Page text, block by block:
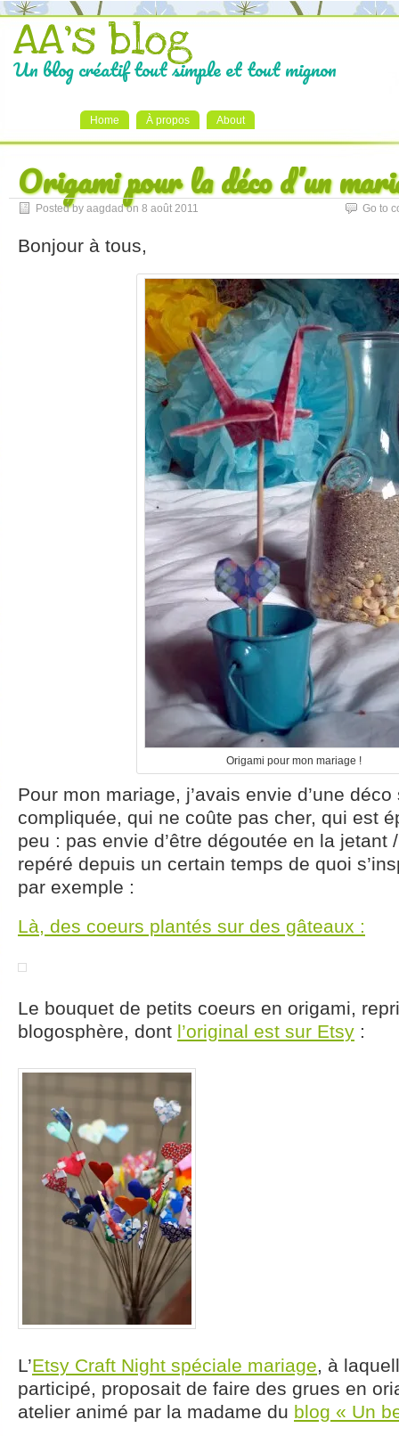
AA's blog
Un blog créatif tout simple et tout mignon
Home À propos About
Origami pour la déco d’un
Posted by aagdad on 8 août 2011 Go to
Bonjour à tous,
Origami pour mon mariage !
Pour mon mariage, j’avais envie d’une
compliquée, qui ne coûte pas cher, qui est
peu : pas envie d’être dégoutée en la jetant
repéré depuis un certain temps de quoi
par exemple :
Là, des coeurs plantés sur des gâteaux :
Le bouquet de petits coeurs en origami,
blogosphère, dont l’original est sur Etsy :
L’Etsy Craft Night spéciale mariage, à
participé, proposait de faire des grues en
atelier animé par la madame du blog « Un